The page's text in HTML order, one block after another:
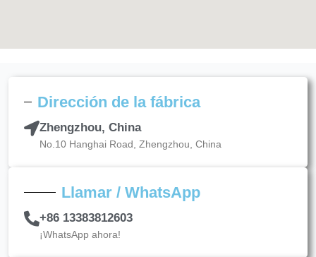
Dirección de la fábrica
Zhengzhou, China
No.10 Hanghai Road, Zhengzhou, China
Llamar / WhatsApp
+86 13383812603
¡WhatsApp ahora!